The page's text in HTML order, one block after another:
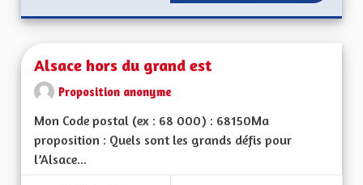
Alsace hors du grand est
Proposition anonyme
Mon Code postal (ex : 68 000) : 68150Ma
proposition : Quels sont les grands défis pour
l’Alsace...